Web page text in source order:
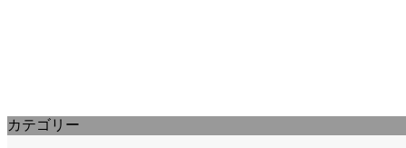
カテゴリー